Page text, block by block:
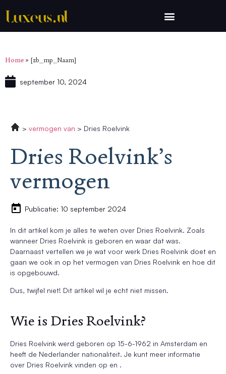
Home » [zb_mp_Naam]
september 10, 2024
vermogen van Dries Roelvink
Dries Roelvink’s
vermogen
Publicatie: 10 september 2024
In dit artikel kom je alles te weten over Dries Roelvink. Zoals
wanneer Dries Roelvink is geboren en waar dat was.
Daarnaast vertellen we je wat voor werk Dries Roelvink doet en
gaan we ook in op het vermogen van Dries Roelvink en hoe dit
is opgebouwd.
Dus, twijfel niet! Dit artikel wil je echt niet missen.
Wie is Dries Roelvink?
Dries Roelvink werd geboren op 15-6-1962 in Amsterdam en
heeft de Nederlander nationaliteit. Je kunt meer informatie
over Dries Roelvink vinden op en .